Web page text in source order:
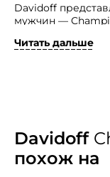
Davidoff
мужчин —
Wood.
Читать дальше
Davidoff
похож на